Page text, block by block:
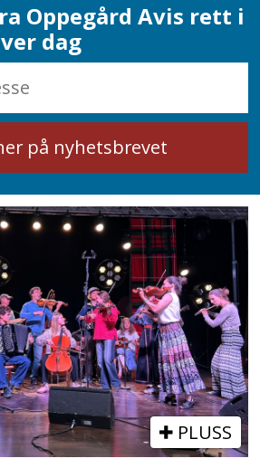
Oppegård Avis rett i
dag
PLUSS